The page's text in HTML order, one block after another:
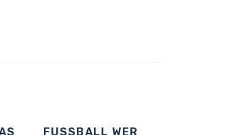
FUSSBALL WER H